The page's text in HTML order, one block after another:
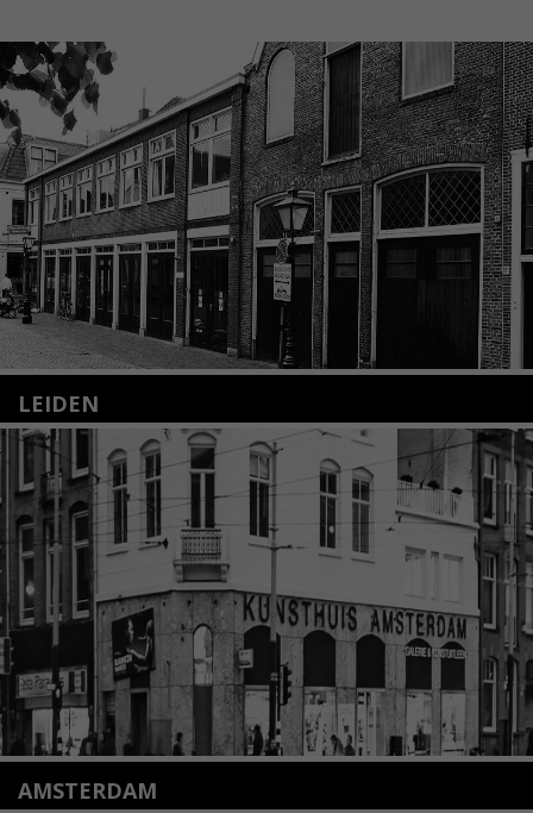
LEIDEN
Nieuwstraat 35
2312 KA Leiden
+31(0)71 – 52 84 480
info@kunsthuisleiden.nl
Lees meer
AMSTERDAM